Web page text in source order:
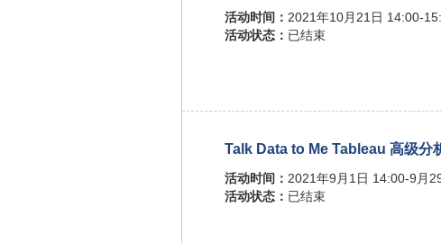
活动时间： 2021年10月21日 14:00-
活动状态： 已结束
Talk Data to Me Tableau 高级分
活动时间： 2021年9月1日 14:00-9月
活动状态： 已结束